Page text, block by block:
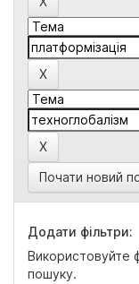
Почати новий
Додати фільтри:
Використовуйте
пошуку.